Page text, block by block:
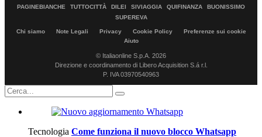
PAGINEBIANCHE
TUTTOCITTÀ DILEI SIVIAGGIA QUIFINANZA
BUONISSIMO
SUPEREVA
Chi siamo Note Legali Privacy Cookie Policy
Preferenze sui cookie
Aiuto
© Italiaonline S.p.A. 2026
Direzione e coordinamento di Libero Acquisition S.á r.l.
P. IVA 03970540963
Tecnologia Come funziona il nuovo blocco Whatsapp